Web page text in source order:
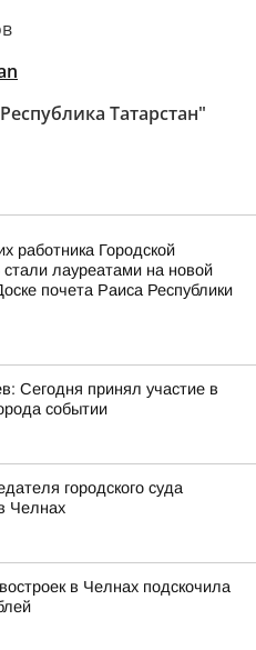
Татарстан"
работника Городской
лауреатами на новой
почета Раиса Республики
Сегодня принял участие в
событии
городского суда
Челнах
в Челнах подскочила